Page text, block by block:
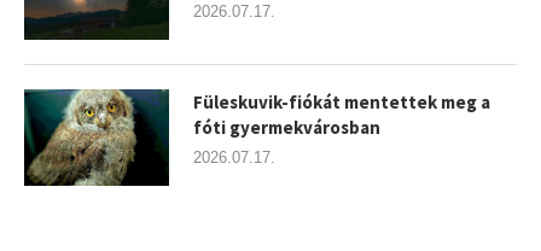
2026.07.17.
Füleskuvik-fiókát mentettek meg a
fóti gyermekvárosban
2026.07.17.